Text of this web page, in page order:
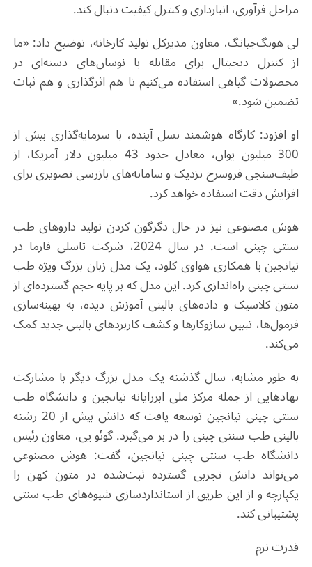
مراحل فرآوری، انبارداری و کنترل کیفیت دنبال کند.
لی هونگ‌جیانگ، معاون مدیرکل تولید کارخانه، توضیح داد: «ما
از کنترل دیجیتال برای مقابله با نوسان‌های دسته‌ای در
محصولات گیاهی استفاده می‌کنیم تا هم اثرگذاری و هم ثبات
تضمین شود.»
او افزود: کارگاه هوشمند نسل آینده، با سرمایه‌گذاری بیش از
300 میلیون یوان، معادل حدود 43 میلیون دلار آمریکا، از
طیف‌سنجی فروسرخ نزدیک و سامانه‌های بازرسی تصویری برای
افزایش دقت استفاده خواهد کرد.
هوش مصنوعی نیز در حال دگرگون کردن تولید داروهای طب
سنتی چینی است. در سال 2024، شرکت تاسلی فارما در
تیانجین با همکاری هواوی کلود، یک مدل زبان بزرگ ویژه طب
سنتی چینی راه‌اندازی کرد. این مدل که بر پایه حجم گسترده‌ای از
متون کلاسیک و داده‌های بالینی آموزش دیده، به بهینه‌سازی
فرمول‌ها، تبیین سازوکارها و کشف کاربردهای بالینی جدید کمک
می‌کند.
به طور مشابه، سال گذشته یک مدل بزرگ دیگر با مشارکت
نهادهایی از جمله مرکز ملی ابررایانه تیانجین و دانشگاه طب
سنتی چینی تیانجین توسعه یافت که دانش بیش از 20 رشته
بالینی طب سنتی چینی را در بر می‌گیرد. گوئو یی، معاون رئیس
دانشگاه طب سنتی چینی تیانجین، گفت: هوش مصنوعی
می‌تواند دانش تجربی گسترده ثبت‌شده در متون کهن را
یکپارچه و از این طریق از استانداردسازی شیوه‌های طب سنتی
پشتیبانی کند.
قدرت نرم